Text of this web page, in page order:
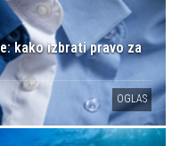
kako izbrati pravo za
OGLAS